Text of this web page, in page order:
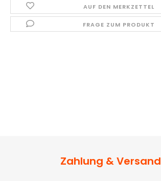
AUF DEN MERKZETTEL
FRAGE ZUM PRODUKT
Zahlung & Versand